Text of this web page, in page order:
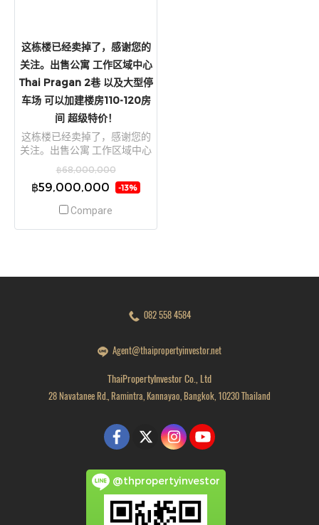
这栋楼已经卖掉了，感谢您的
关注。出售公寓 工作区域中心
Thai Pragan 2巷 以及大型停
车场 可以加建楼房110-120房
间 超级特价！
这栋楼已经卖掉了，感谢您的
关注。出售公寓 工作区域中心
场 可以加建楼房110-120房间
超级特价！
฿68,000,000
฿59,000,000 -13%
Compare
082 558 4584
Agent@thaipropertyinvestor.net
ThaiPropertyInvestor Co., Ltd
28 Navatanee Rd., Ramintra, Kannayao, Bangkok, 10230 Thailand
@thpropertyinvestor